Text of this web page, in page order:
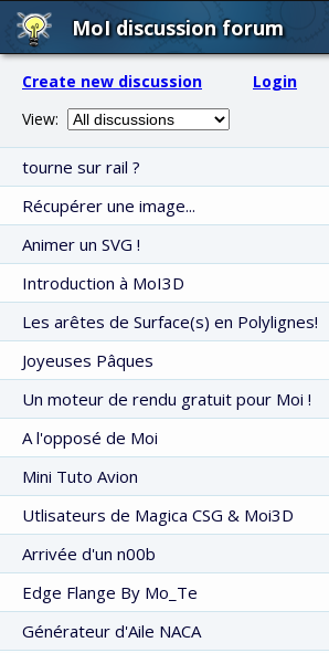
MoI discussion forum
Create new discussion
Login
View:
tourne sur rail ?
Récupérer une image...
Animer un SVG !
Introduction à MoI3D
Les arêtes de Surface(s) en Polylignes!
Joyeuses Pâques
Un moteur de rendu gratuit pour Moi !
A l'opposé de Moi
Mini Tuto Avion
Utlisateurs de Magica CSG & Moi3D
Arrivée d'un n00b
Edge Flange By Mo_Te
Générateur d'Aile NACA